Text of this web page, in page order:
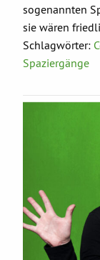
sogenannten
sie wären
Schlagwörter:
Spaziergänge